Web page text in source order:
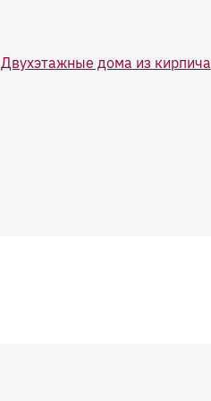
Двухэтажные дома из кирпича